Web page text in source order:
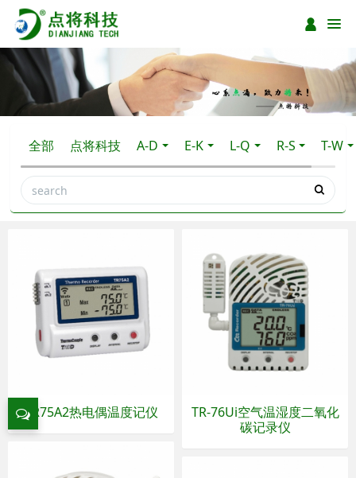
全部 点将科技 A-D E-K L-Q R-S T-W
TR75A2热电偶温度记仪
TR-76Ui空气温湿度二氧化
碳记录仪